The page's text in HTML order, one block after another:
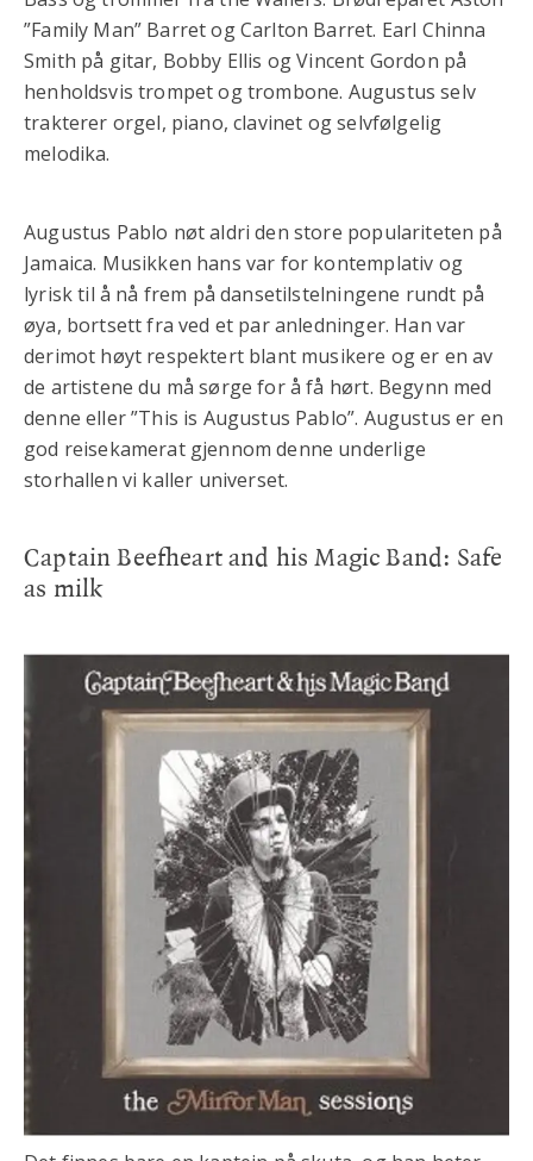
”Family Man” Barret og Carlton Barret. Earl Chinna
Smith på gitar, Bobby Ellis og Vincent Gordon på
henholdsvis trompet og trombone. Augustus selv
trakterer orgel, piano, clavinet og selvfølgelig
melodika.
Augustus Pablo nøt aldri den store populariteten på
Jamaica. Musikken hans var for kontemplativ og
lyrisk til å nå frem på dansetilstelningene rundt på
øya, bortsett fra ved et par anledninger. Han var
derimot høyt respektert blant musikere og er en av
de artistene du må sørge for å få hørt. Begynn med
denne eller ”This is Augustus Pablo”. Augustus er en
god reisekamerat gjennom denne underlige
storhallen vi kaller universet.
Captain Beefheart and his Magic Band: Safe
as milk